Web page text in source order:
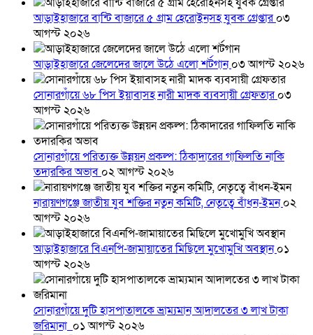
আড়াইহাজারে বান্টি বাজারে ৫ গ্রাম হেরোইনসহ যুবক গ্রেপ্তার০৩
আগস্ট ২০২৬
আড়াইহাজারে জেলেদের জালে উঠে এলো শর্টগান০৩ আগস্ট ২০২৬
সোনারগাঁয়ে ৬৮ পিস ইয়াবাসহ নারী মাদক ব্যবসায়ী গ্রেফতার০৩
আগস্ট ২০২৬
সোনারগাঁয়ে পরিত্যক্ত উন্নয়ন প্রকল্প: ঠিকাদারের গাফিলতি নাকি
তদারকির অভাব ০২ আগস্ট ২০২৬
নারায়ণগঞ্জে জাতীয় যুব শক্তির নতুন কমিটি, নেতৃত্বে বাঁধন-ইমন০২
আগস্ট ২০২৬
আড়াইহাজারে বিএনপি-জামায়াতের মিছিলে মুখোমুখি অবস্থান০১
আগস্ট ২০২৬
সোনারগাঁয়ে দুটি হাসপাতালকে ভ্রাম্যমান আদালতের ৩ লাখ টাকা
জরিমানা ০১ আগস্ট ২০২৬